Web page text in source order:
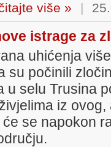
više » |
istrage za
uhićenja
su počinili
u selu Trusina
iz
se napokon